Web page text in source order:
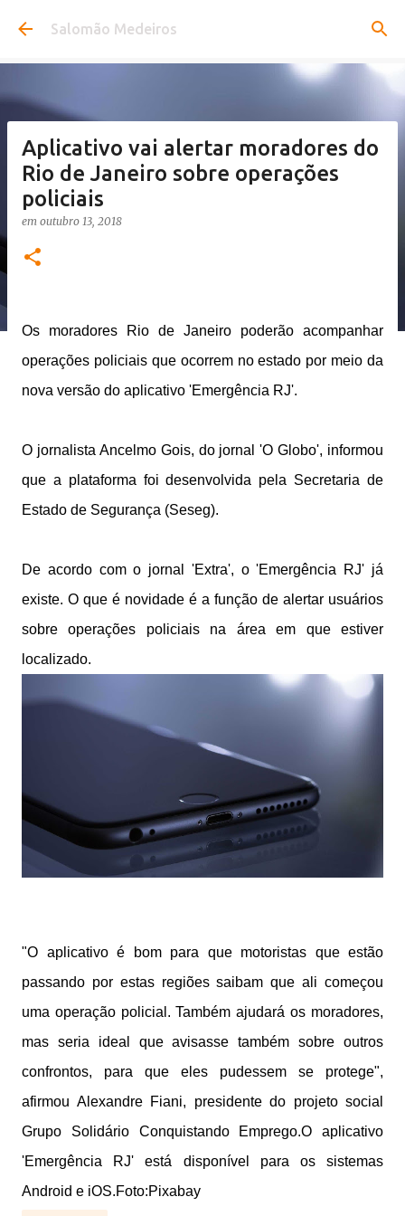
Pular para o conteúdo principal
Salomão Medeiros
Aplicativo vai alertar moradores do
Rio de Janeiro sobre operações
policiais
em outubro 13, 2018
Os moradores Rio de Janeiro poderão acompanhar
operações policiais que ocorrem no estado por meio da
nova versão do aplicativo 'Emergência RJ'.
O jornalista Ancelmo Gois, do jornal 'O Globo', informou
que a plataforma foi desenvolvida pela Secretaria de
Estado de Segurança (Seseg).
De acordo com o jornal 'Extra', o 'Emergência RJ' já
existe. O que é novidade é a função de alertar usuários
sobre operações policiais na área em que estiver
localizado.
"O aplicativo é bom para que motoristas que estão
passando por estas regiões saibam que ali começou
uma operação policial. Também ajudará os moradores,
mas seria ideal que avisasse também sobre outros
confrontos, para que eles pudessem se protege",
afirmou Alexandre Fiani, presidente do projeto social
Grupo Solidário Conquistando Emprego.O aplicativo
'Emergência RJ' está disponível para os sistemas
Android e iOS.Foto:Pixabay